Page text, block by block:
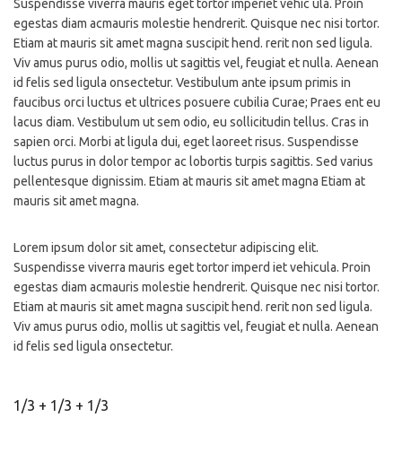
Suspendisse viverra mauris eget tortor imperiet vehic ula. Proin
egestas diam acmauris molestie hendrerit. Quisque nec nisi tortor.
Etiam at mauris sit amet magna suscipit hend. rerit non sed ligula.
Viv amus purus odio, mollis ut sagittis vel, feugiat et nulla. Aenean
id felis sed ligula onsectetur. Vestibulum ante ipsum primis in
faucibus orci luctus et ultrices posuere cubilia Curae; Praes ent eu
lacus diam. Vestibulum ut sem odio, eu sollicitudin tellus. Cras in
sapien orci. Morbi at ligula dui, eget laoreet risus. Suspendisse
luctus purus in dolor tempor ac lobortis turpis sagittis. Sed varius
pellentesque dignissim. Etiam at mauris sit amet magna Etiam at
mauris sit amet magna.
Lorem ipsum dolor sit amet, consectetur adipiscing elit.
Suspendisse viverra mauris eget tortor imperd iet vehicula. Proin
egestas diam acmauris molestie hendrerit. Quisque nec nisi tortor.
Etiam at mauris sit amet magna suscipit hend. rerit non sed ligula.
Viv amus purus odio, mollis ut sagittis vel, feugiat et nulla. Aenean
id felis sed ligula onsectetur.
1/3 + 1/3 + 1/3